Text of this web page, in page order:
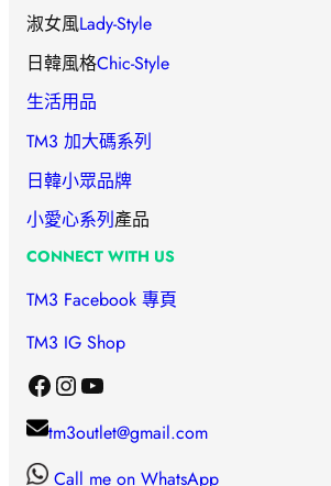
淑女風Lady-Style
日韓風格Chic-Style
生活用品
TM3 加大碼系列
日韓小眾品牌
小愛心系列產品
CONNECT WITH US
TM3 Facebook 專頁
TM3 IG Shop
Facebook Instagram YouTube
tm3outlet@gmail.com
Call me on WhatsApp